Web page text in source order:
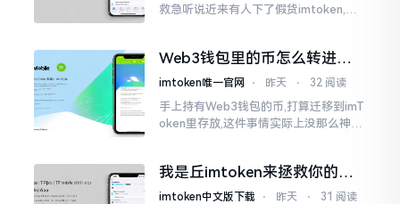
救急听说近来有人下了假货imtoken,心
是陷阱。
Web3钱包里的币怎么转进
imToken？别慌，三步搞定
imtoken唯一官网 ⋅ 昨天 ⋅ 32 阅读
手上持有Web3钱包的币,打算迁移到imT
oken里存放,这件事情实际上没那么神秘
我是丘imtoken来拯救你的钱
包
imtoken中文版下载 ⋅ 昨天 ⋅ 31 阅读